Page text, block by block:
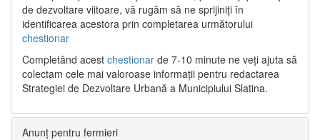
de dezvoltare viitoare, vă rugăm să ne sprijiniți în
identificarea acestora prin completarea următorului
chestionar
Completând acest chestionar de 7-10 minute ne veți ajuta să
colectam cele mai valoroase informații pentru redactarea
Strategiei de Dezvoltare Urbană a Municipiului Slatina.
Anunț pentru fermieri